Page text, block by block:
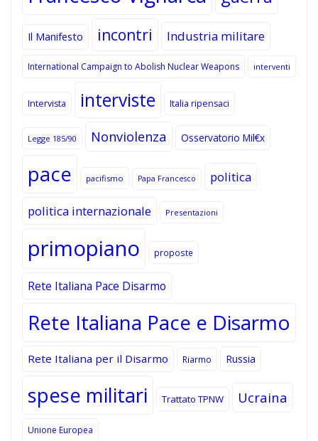
Il Manifesto incontri Industria militare
International Campaign to Abolish Nuclear Weapons interventi
Intervista interviste Italia ripensaci
Legge 185/90 Nonviolenza Osservatorio Mil€x
pace pacifismo Papa Francesco politica
politica internazionale Presentazioni
primopiano proposte
Rete Italiana Pace Disarmo
Rete Italiana Pace e Disarmo
Rete Italiana per il Disarmo Riarmo Russia
spese militari Trattato TPNW Ucraina
Unione Europea